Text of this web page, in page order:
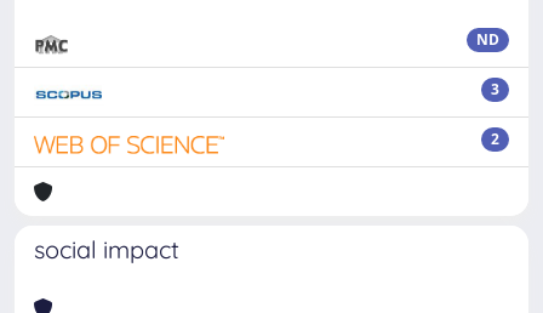
ND
3
2
social impact